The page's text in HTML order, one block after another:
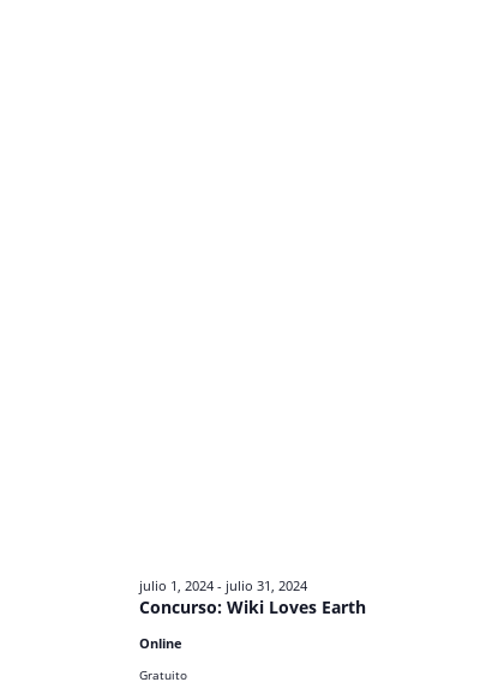
Concurso: Wiki Loves Earth
julio 1, 2024- julio 31, 2024
Online
Gratuito